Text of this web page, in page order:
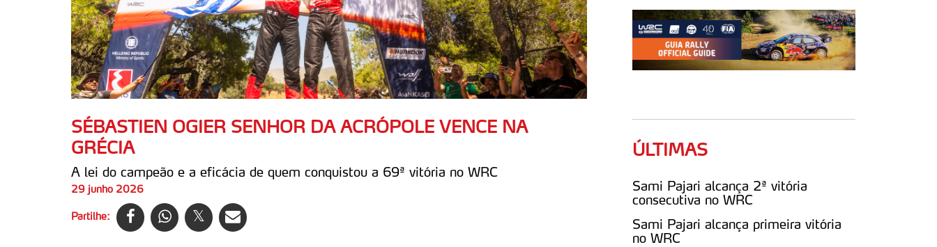
SÉBASTIEN OGIER SENHOR DA ACRÓPOLE VENCE NA
GRÉCIA
A lei do campeão e a eficácia de quem conquistou a 69ª vitória no WRC
29 junho 2026
Partilhe:
ÚLTIMAS
Sami Pajari alcança 2ª vitória
consecutiva no WRC
Sami Pajari alcança primeira vitória
no WRC